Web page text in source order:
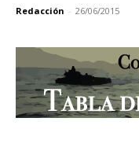
Redacción - 26/06/2015